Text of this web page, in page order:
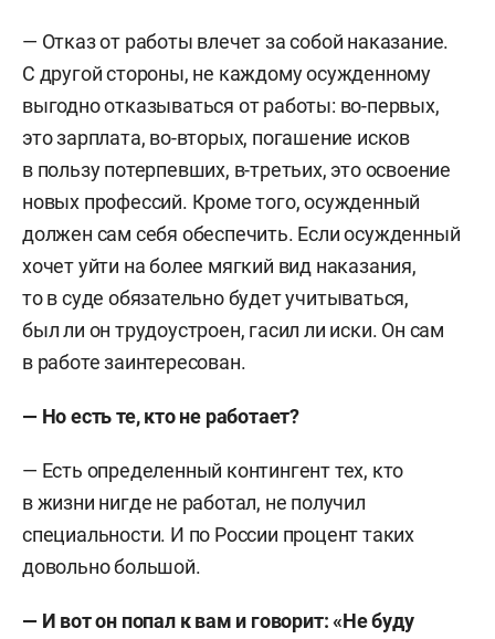
— Отказ от работы влечет за собой наказание.
С другой стороны, не каждому осужденному
выгодно отказываться от работы: во-первых,
это зарплата, во-вторых, погашение исков
в пользу потерпевших, в-третьих, это освоение
новых профессий. Кроме того, осужденный
должен сам себя обеспечить. Если осужденный
хочет уйти на более мягкий вид наказания,
то в суде обязательно будет учитываться,
был ли он трудоустроен, гасил ли иски. Он сам
в работе заинтересован.
— Но есть те, кто не работает?
— Есть определенный контингент тех, кто
в жизни нигде не работал, не получил
специальности. И по России процент таких
довольно большой.
— И вот он попал к вам и говорит: «Не буду